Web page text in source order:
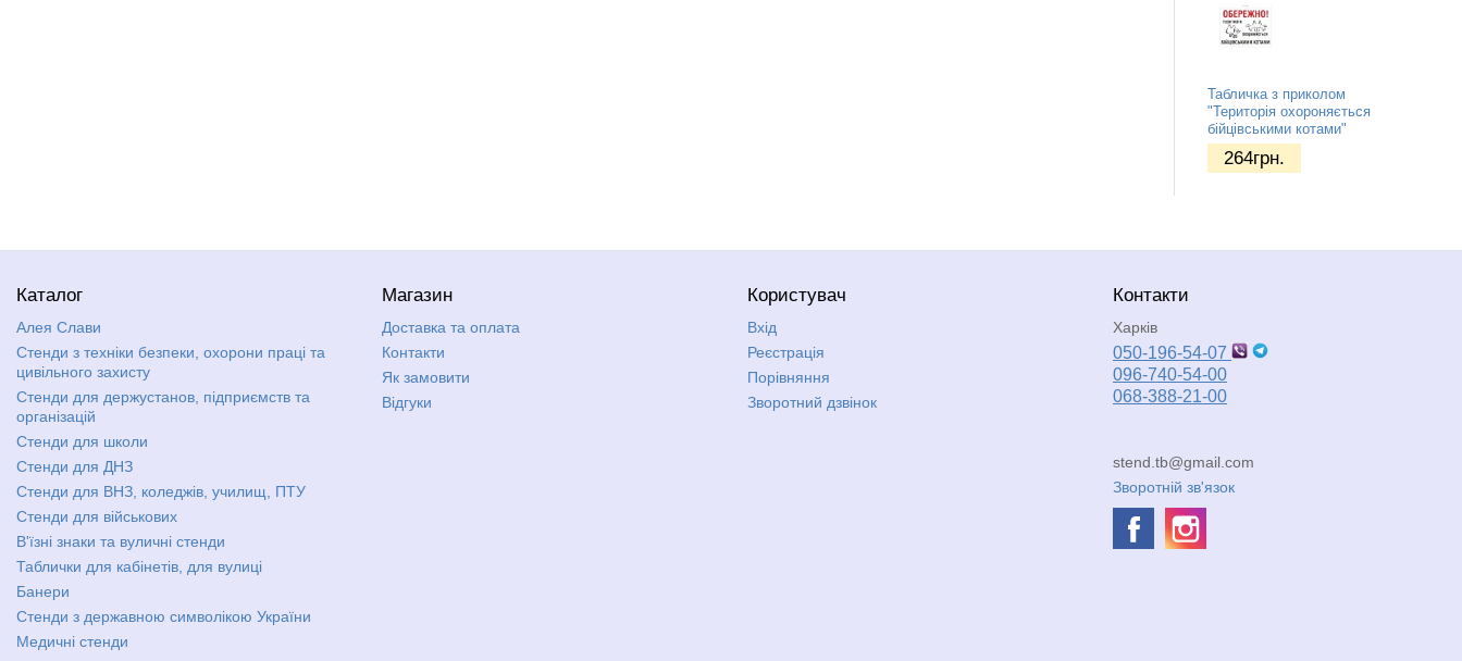
Табличка з приколом
"Територія охороняється
бійцівськими котами"
264грн.
Каталог
Алея Слави
Стенди з техніки безпеки, охорони праці та
цивільного захисту
Стенди для держустанов, підприємств та
організацій
Стенди для школи
Стенди для ДНЗ
Стенди для ВНЗ, коледжів, училищ, ПТУ
Стенди для військових
В'їзні знаки та вуличні стенди
Таблички для кабінетів, для вулиці
Банери
Стенди з державною символікою України
Медичні стенди
Магазин
Доставка та оплата
Контакти
Як замовити
Відгуки
Користувач
Вхід
Реєстрація
Порівняння
Зворотний дзвінок
Контакти
Харків
050-196-54-07
096-740-54-00
068-388-21-00
stend.tb@gmail.com
Зворотній зв'язок